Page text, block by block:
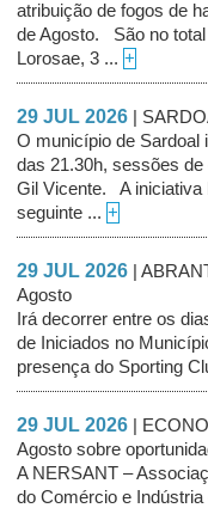
atribuição de fogos de
de Agosto. São no total
Lorosae, 3 ... +
29 JUL 2026
|
O município de Sardoal
das 21.30h, sessões
Gil Vicente. A iniciativa
seguinte ... +
29 JUL 2026
|
Agosto
Irá decorrer entre os
de Iniciados no
presença do Sporting
29 JUL 2026
|
Agosto sobre
A NERSANT –
do Comércio e